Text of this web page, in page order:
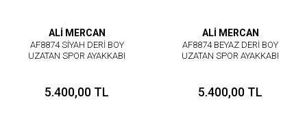
ALİ MERCAN
AF8874 SİYAH DERİ BOY
UZATAN SPOR AYAKKABI
5.400,00 TL
ALİ MERCAN
AF8874 BEYAZ DERİ BOY
UZATAN SPOR AYAKKABI
5.400,00 TL